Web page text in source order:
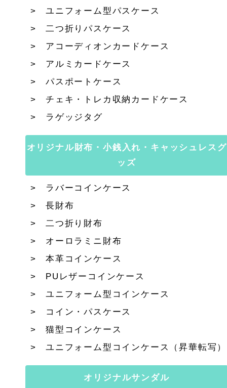
ユニフォーム型パスケース
二つ折りパスケース
アコーディオンカードケース
アルミカードケース
パスポートケース
チェキ・トレカ収納カードケース
ラゲッジタグ
オリジナル財布・小銭入れ・キャッシュレスグ
ッズ
ラバーコインケース
長財布
二つ折り財布
オーロラミニ財布
本革コインケース
PUレザーコインケース
ユニフォーム型コインケース
コイン・パスケース
猫型コインケース
ユニフォーム型コインケース（昇華転写）
オリジナルサンダル